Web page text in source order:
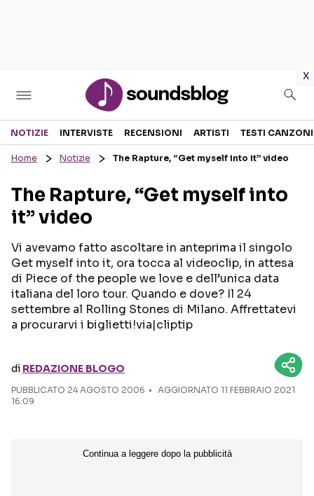
x
Sezioni
RECENSIONI MUSICALI
INTERVISTE
GOSSIP E CURIOSITÀ
TESTI CANZONI
TALENT SHOW
NOTIZIE INTERVISTE RECENSIONI ARTISTI TESTI CANZONI
Home Notizie The Rapture, “Get myself into it” video
The Rapture, “Get myself into
it” video
Vi avevamo fatto ascoltare in anteprima il singolo
Get myself into it, ora tocca al videoclip, in attesa
di Piece of the people we love e dell’unica data
italiana del loro tour. Quando e dove? Il 24
settembre al Rolling Stones di Milano. Affrettatevi
a procurarvi i biglietti!via|cliptip
di REDAZIONE BLOGO
PUBBLICATO 24 AGOSTO 2006
AGGIORNATO 11 FEBBRAIO 2021
16:09